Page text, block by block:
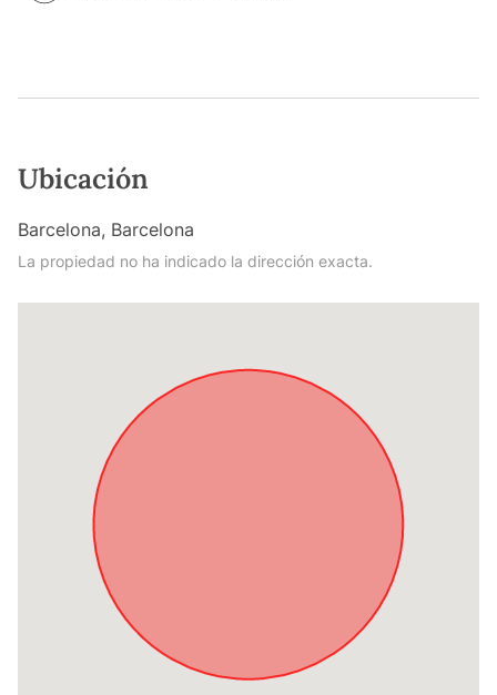
Ubicación
Barcelona, Barcelona
La propiedad no ha indicado la dirección exacta.